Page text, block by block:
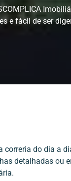
e fácil de ser
correria do dia a
detalhadas ou